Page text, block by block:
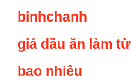
binhchanh
giá dầu ăn làm
bao nhiêu